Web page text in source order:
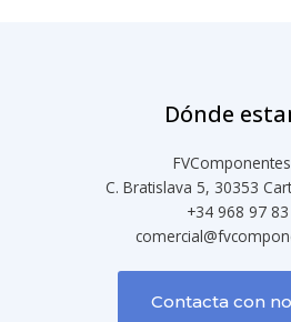
Dónde
C. Bratislava 5, 30353
+34 968 97 83
Contacta con